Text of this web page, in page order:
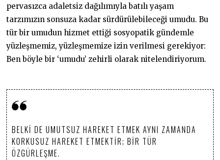
pervasızca adaletsiz dağılımıyla batılı yaşam
tarzımızın sonsuza kadar sürdürülebileceği umudu. Bu
tür bir umudun hizmet ettiği sosyopatik gündemle
yüzleşmemiz, yüzleşmemize izin verilmesi gerekiyor:
Ben böyle bir ‘umudu’ zehirli olarak nitelendiriyorum.
BELKI DE UMUTSUZ HAREKET ETMEK AYNI ZAMANDA
KORKUSUZ HAREKET ETMEKTIR; BIR TÜR
ÖZGÜRLEŞME.